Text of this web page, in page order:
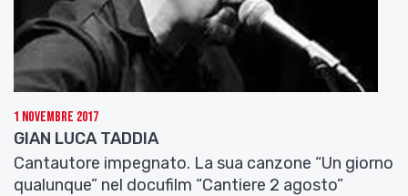
1 Novembre 2017
GIAN LUCA TADDIA
Cantautore impegnato. La sua canzone “Un giorno
qualunque” nel docufilm “Cantiere 2 agosto”